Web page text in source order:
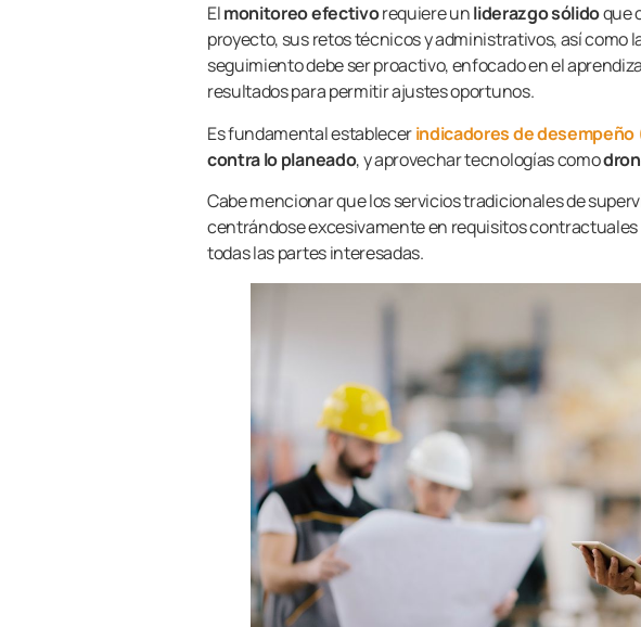
Elmonitoreo efectivorequiere unliderazgo sólidoque
proyecto, sus retos técnicos y administrativos, así como
seguimiento debe ser proactivo, enfocado en el
resultados para permitir ajustes oportunos.
Es fundamental establecerindicadores de desempeño
contra lo planeado, y aprovechar tecnologías como
Cabe mencionar que los servicios tradicionales de
centrándose excesivamente en requisitos contractuales
todas las partes interesadas.